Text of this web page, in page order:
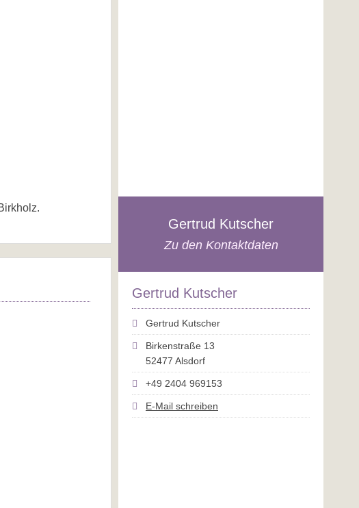
Gertrud Kutscher
Zu den Kontaktdaten
Gertrud Kutscher
Gertrud Kutscher
Birkenstraße 13
52477 Alsdorf
+49 2404 969153
E-Mail schreiben